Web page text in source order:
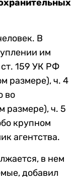
В
им
159 УК РФ
размере), ч. 4
во
размере), ч. 5
крупном
агентства.
в нем
добавил